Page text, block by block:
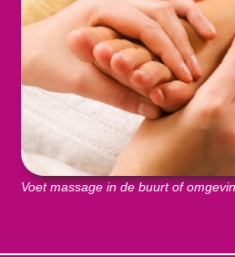
Voet massage in de buurt of